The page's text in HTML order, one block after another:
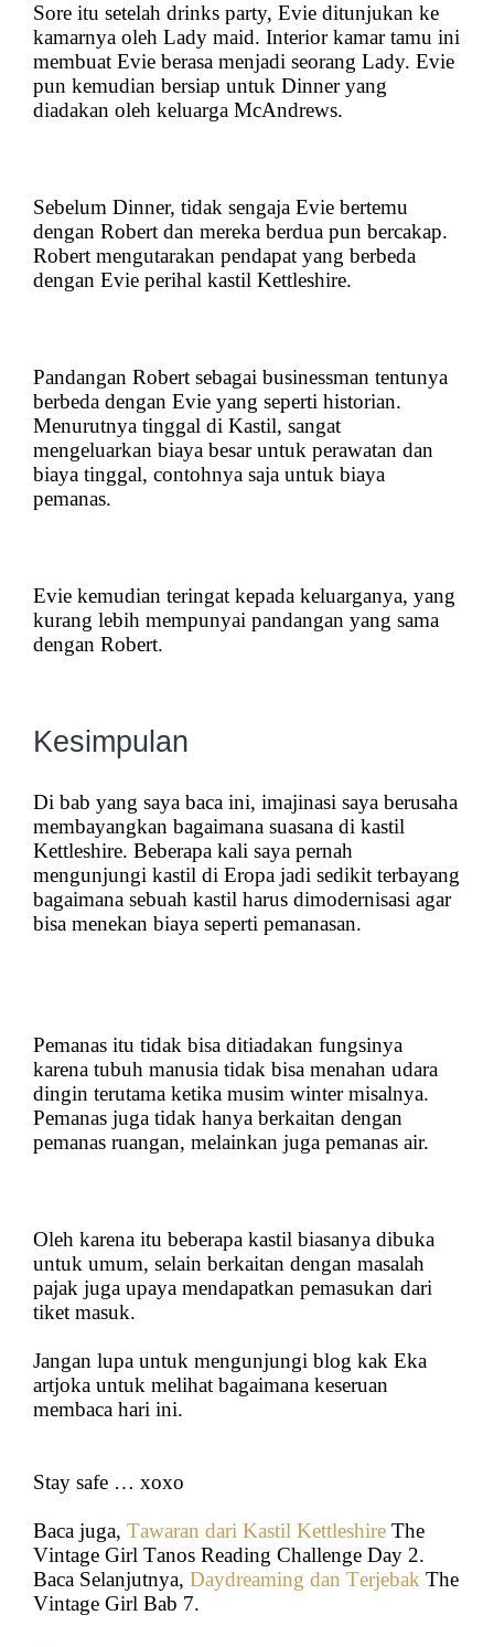
Sore itu setelah drinks party, Evie ditunjukan ke
kamarnya oleh Lady maid. Interior kamar tamu ini
membuat Evie berasa menjadi seorang Lady. Evie
pun kemudian bersiap untuk Dinner yang
diadakan oleh keluarga McAndrews.
Sebelum Dinner, tidak sengaja Evie bertemu
dengan Robert dan mereka berdua pun bercakap.
Robert mengutarakan pendapat yang berbeda
dengan Evie perihal kastil Kettleshire.
Pandangan Robert sebagai businessman tentunya
berbeda dengan Evie yang seperti historian.
Menurutnya tinggal di Kastil, sangat
mengeluarkan biaya besar untuk perawatan dan
biaya tinggal, contohnya saja untuk biaya
pemanas.
Evie kemudian teringat kepada keluarganya, yang
kurang lebih mempunyai pandangan yang sama
dengan Robert.
Kesimpulan
Di bab yang saya baca ini, imajinasi saya berusaha
membayangkan bagaimana suasana di kastil
Kettleshire. Beberapa kali saya pernah
mengunjungi kastil di Eropa jadi sedikit terbayang
bagaimana sebuah kastil harus dimodernisasi agar
bisa menekan biaya seperti pemanasan.
Pemanas itu tidak bisa ditiadakan fungsinya
karena tubuh manusia tidak bisa menahan udara
dingin terutama ketika musim winter misalnya.
Pemanas juga tidak hanya berkaitan dengan
pemanas ruangan, melainkan juga pemanas air.
Oleh karena itu beberapa kastil biasanya dibuka
untuk umum, selain berkaitan dengan masalah
pajak juga upaya mendapatkan pemasukan dari
tiket masuk.
Jangan lupa untuk mengunjungi blog kak Eka
artjoka untuk melihat bagaimana keseruan
membaca hari ini.
Stay safe … xoxo
Baca juga, Tawaran dari Kastil Kettleshire The
Vintage Girl Tanos Reading Challenge Day 2.
Baca Selanjutnya, Daydreaming dan Terjebak The
Vintage Girl Bab 7.